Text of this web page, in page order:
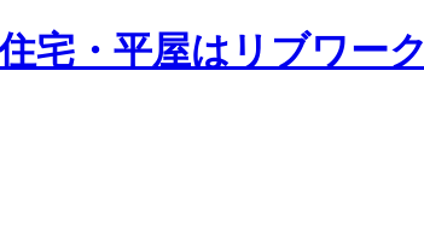
宅・平屋はリブワーク